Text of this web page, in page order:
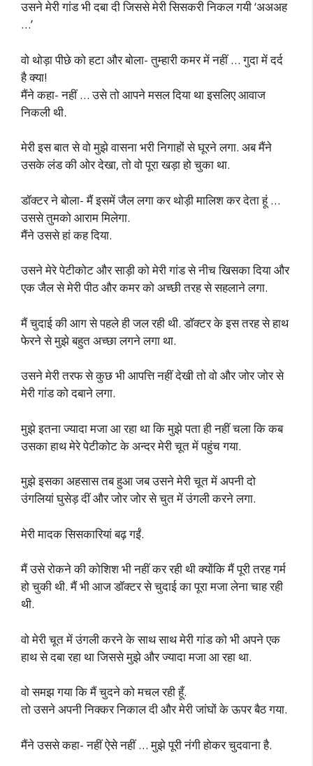
उसने मेरी गांड भी दबा दी जिससे मेरी सिसकरी निकल गयी ‘अअअह
…’
वो थोड़ा पीछे को हटा और बोला- तुम्हारी कमर में नहीं … गुदा में दर्द
है क्या!
मैंने कहा- नहीं … उसे तो आपने मसल दिया था इसलिए आवाज
निकली थी.
मेरी इस बात से वो मुझे वासना भरी निगाहों से घूरने लगा. अब मैंने
उसके लंड की ओर देखा, तो वो पूरा खड़ा हो चुका था.
डॉक्टर ने बोला- मैं इसमें जैल लगा कर थोड़ी मालिश कर देता हूं …
उससे तुमको आराम मिलेगा.
मैंने उससे हां कह दिया.
उसने मेरे पेटीकोट और साड़ी को मेरी गांड से नीच खिसका दिया और
एक जैल से मेरी पीठ और कमर को अच्छी तरह से सहलाने लगा.
मैं चुदाई की आग से पहले ही जल रही थी. डॉक्टर के इस तरह से हाथ
फेरने से मुझे बहुत अच्छा लगने लगा था.
उसने मेरी तरफ से कुछ भी आपत्ति नहीं देखी तो वो और जोर जोर से
मेरी गांड को दबाने लगा.
मुझे इतना ज्यादा मजा आ रहा था कि मुझे पता ही नहीं चला कि कब
उसका हाथ मेरे पेटीकोट के अन्दर मेरी चूत में पहुंच गया.
मुझे इसका अहसास तब हुआ जब उसने मेरी चूत में अपनी दो
उंगलियां घुसेड़ दीं और जोर जोर से चुत में उंगली करने लगा.
मेरी मादक सिसकारियां बढ़ गईं.
मैं उसे रोकने की कोशिश भी नहीं कर रही थी क्योंकि मैं पूरी तरह गर्म
हो चुकी थी. मैं भी आज डॉक्टर से चुदाई का पूरा मजा लेना चाह रही
थी.
वो मेरी चूत में उंगली करने के साथ साथ मेरी गांड को भी अपने एक
हाथ से दबा रहा था जिससे मुझे और ज्यादा मजा आ रहा था.
वो समझ गया कि मैं चुदने को मचल रही हूँ.
तो उसने अपनी निक्कर निकाल दी और मेरी जांघों के ऊपर बैठ गया.
मैंने उससे कहा- नहीं ऐसे नहीं … मुझे पूरी नंगी होकर चुदवाना है.